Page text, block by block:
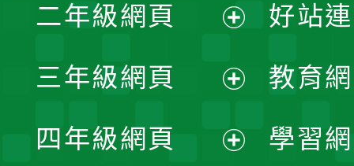
開
選
單
二年級網頁
開
選
三年級網頁
開
四年級網頁
好站
教育
學習